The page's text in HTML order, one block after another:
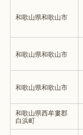
和歌山県和歌山市
和歌山県和歌山市
和歌山県和歌山市
和歌山県西牟婁郡
白浜町